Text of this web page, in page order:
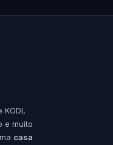
e muito
casa